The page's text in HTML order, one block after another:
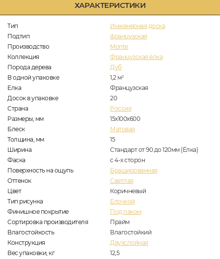
ХАРАКТЕРИСТИКИ
Тип
Инженерная доска
Подтип
французская
Производство
Monte
Коллекция
Французская ёлка
Порода дерева
Дуб
В одной упаковке
1,2 м2
Елка
Французская
Досок в упаковке
20
Страна
Россия
Размеры, мм
15х100х600
Блеск
Матовая
Толщина, мм
15
Ширина
Стандарт от 90 до 120мм (Ёлка)
Фаска
с 4-х сторон
Поверхность на ощупь
Брашированная
Оттенок
Светлая
Цвет
Коричневый
Тип рисунка
Елочкой
Финишное покрытие
Под лаком
Сортировка производителя
Прайм
Влагостойкость
Влагостойкий
Конструкция
Двухслойная
Вес упаковки, кг
12,5